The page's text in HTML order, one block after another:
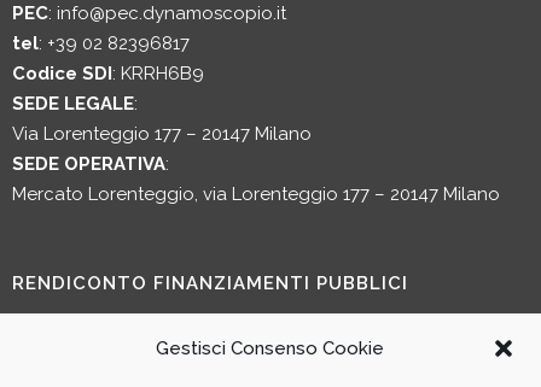
Gestisci Consenso Cookie
PEC: info@pec.dynamoscopio.it
tel: +39 02 82396817
Codice SDI: KRRH6B9
SEDE LEGALE:
Via Lorenteggio 177 – 20147 Milano
SEDE OPERATIVA:
Mercato Lorenteggio, via Lorenteggio 177 – 20147 Milano
RENDICONTO FINANZIAMENTI PUBBLICI
Rendiconto dei finanziamenti pubblici percepiti L. 124/2017